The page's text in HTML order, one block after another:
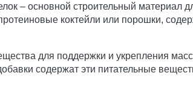
– основной строительный материал
коктейли или порошки,
для поддержки и укрепления
содержат эти питательные